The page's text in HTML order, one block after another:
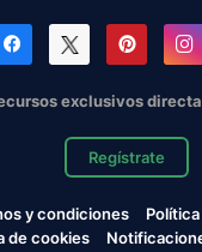
exclusivos
Regístrate
y condiciones
de cookies